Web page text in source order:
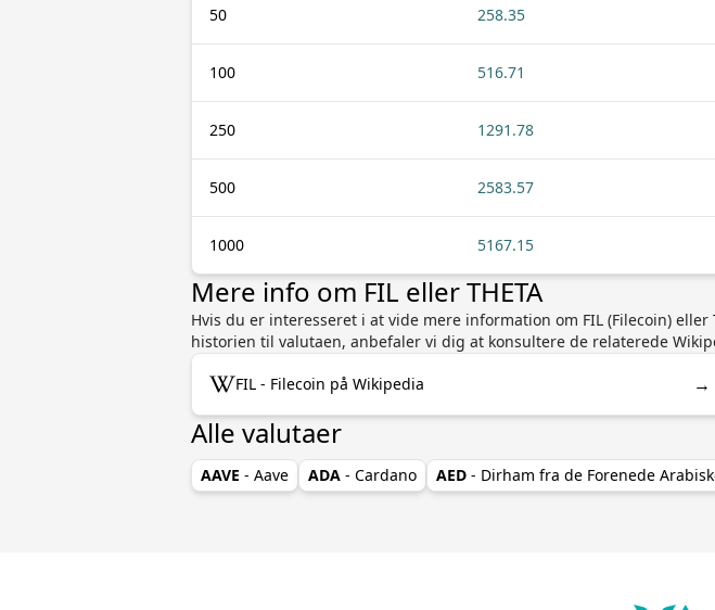
50 258.35
100 516.71
250 1291.78
500 2583.57
1000 5167.15
Mere info om FIL eller THETA
Hvis du er interesseret i at vide mere information om FIL (Filecoin)
historien til valutaen, anbefaler vi dig at konsultere de relaterede
FIL - Filecoin på Wikipedia →
Alle valutaer
AAVE - Aave ADA - Cardano AED - Dirham fra de Forenede